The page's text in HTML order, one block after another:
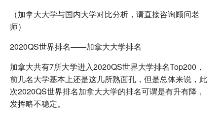
（加拿大大学与国内大学对比分析，请直接咨询顾问老
师）
2020QS世界排名——加拿大大学排名
加拿大共有7所大学进入2020QS世界大学排名Top200，
前几名大学基本上还是这几所熟面孔，但是总体来说，此
次2020QS世界排名加拿大大学的排名可谓是有升有降，
发挥略不稳定。